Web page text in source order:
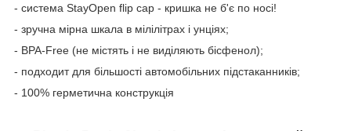
- система StayOpen flip cap - кришка не б'є по носі!
- зручна мірна шкала в мілілітрах і унціях;
- BPA-Free (не містять і не виділяють бісфенол);
- подходит для більшості автомобільних підстаканників;
- 100% герметична конструкція